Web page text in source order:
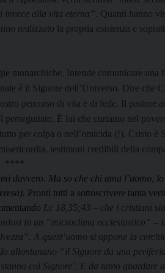
invece alla vita eterna” . Quanti hanno
realizzato la propria esistenza e
monarchiche. Intende comunicare una
è il Signore dell’Universo. Dire che
percorso di vita e di fede. Il pastore
È lui che curiamo nel
per colpa o nell’omicida (!). Cristo è
testimoni credibili della
davvero. Ma so che chi ama l’uomo,
Pronti tutti a sottoscrivere tanta
Lc 18,35;43 – che i cristiani
in un “microclima ecclesiastico” –
A quest’uomo si oppone la
allontanano “il Signore da una
col Signore’. E da tanto guardare